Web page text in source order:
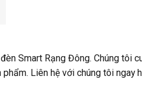
Smart Rạng Đông. Chúng tôi
Liên hệ với chúng tôi ngay